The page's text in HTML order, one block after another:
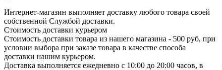
Интернет-магазин выполняет доставку любого товара своей
собственной Службой доставки.
Стоимость доставки курьером
Стоимость доставки товара из нашего магазина - 500 руб, при
условии выбора при заказе товара в качестве способа
доставки нашим курьером.
Доставка выполняется ежедневно с 10:00 до 20:00 часов, в